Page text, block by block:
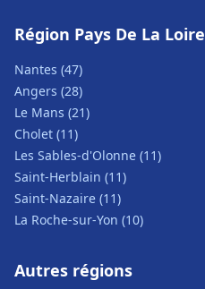
Région Pays De La Loire
Nantes (47)
Angers (28)
Le Mans (21)
Cholet (11)
Les Sables-d'Olonne (11)
Saint-Herblain (11)
Saint-Nazaire (11)
La Roche-sur-Yon (10)
Autres régions